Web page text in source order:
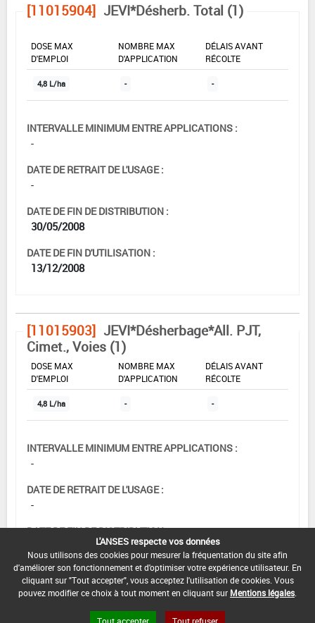
[11015904] JEVI*Désherb. Total (1)
DOSE MAX
D'EMPLOI
NOMBRE MAX
D'APPLICATION
DÉLAIS AVANT
RÉCOLTE
4,8 L/ha - -
INTERVALLE MINIMUM ENTRE APPLICATIONS :
-
DATE DE RETRAIT DE L'USAGE :
-
DATE DE FIN DE DISTRIBUTION :
30/05/2008
DATE DE FIN D'UTILISATION :
13/12/2008
[11015903] JEVI*Désherbage*All. PJT,
Cimet., Voies (1)
DOSE MAX
D'EMPLOI
NOMBRE MAX
D'APPLICATION
DÉLAIS AVANT
RÉCOLTE
4,8 L/ha - -
INTERVALLE MINIMUM ENTRE APPLICATIONS :
-
DATE DE RETRAIT DE L'USAGE :
-
DATE DE FIN DE DISTRIBUTION :
DATE DE FIN D'UTILISATION :
13/12/2008
L'ANSES respecte vos données
Nous utilisons des cookies pour mesurer la fréquentation du site afin
d'améliorer son fonctionnement et d'optimiser votre expérience utilisateur. En
cliquant sur "Tout accepter", vous acceptez l'utilisation de cookies. Vous
pouvez modifier ce choix à tout moment en cliquant sur Mentions légales